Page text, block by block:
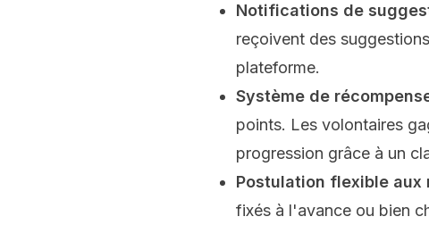
Notifications de
reçoivent des
plateforme.
Système de
points. Les volontaires
progression grâce à un
Postulation flexible aux
fixés à l'avance ou bien